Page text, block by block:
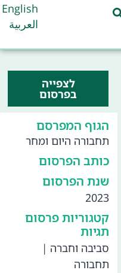
English
العربية
לצפייה
בפרסום
הגוף המפרסם
תחבורה היום ומחר
כותב הפרסום
שנת הפרסום
2023
קטגוריות פרסום
תגיות
סביבה וחברה |
תחבורה